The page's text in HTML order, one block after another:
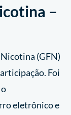
–
(GFN)
Foi
eletrônico e